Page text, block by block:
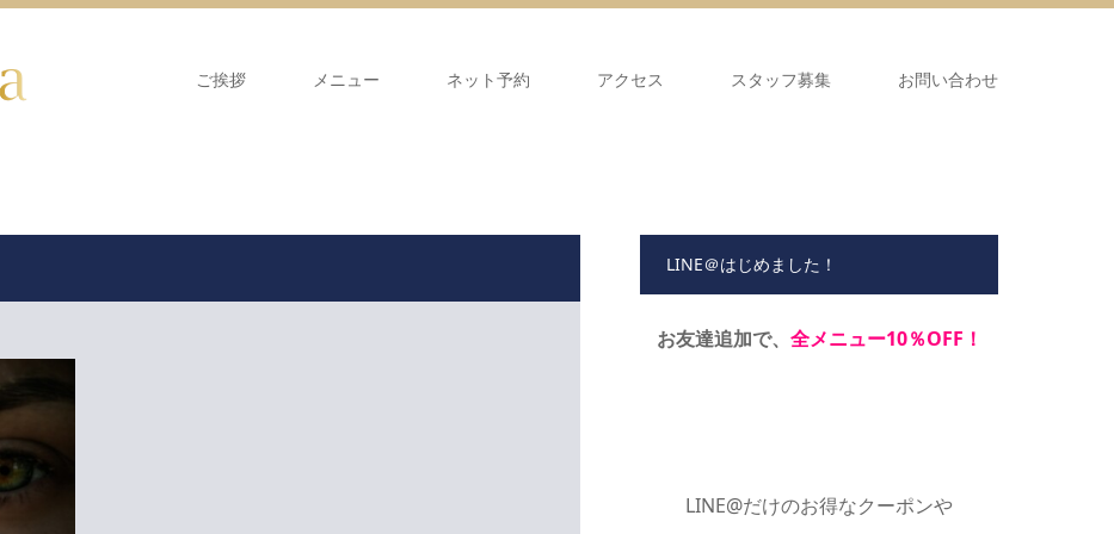
ご挨拶 メニュー ネット予約 アクセス スタッフ募集 お問い合わせ
LINE＠はじめました！
お友達追加で、 全メニュー10％OFF！
LINE@だけのお得なクーポンや